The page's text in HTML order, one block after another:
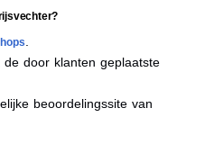
door klanten geplaatste
beoordelingssite van